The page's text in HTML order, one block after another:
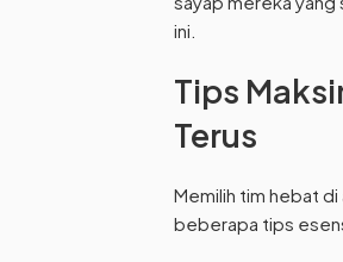
ini.
Tips
Terus
Memilih tim hebat
beberapa tips